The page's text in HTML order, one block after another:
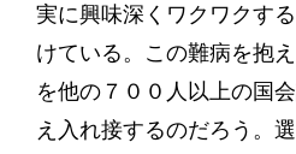
実に興味深くワクワクす
けている。この難病を抱
を他の７００人以上の国
え入れ接するのだろう。